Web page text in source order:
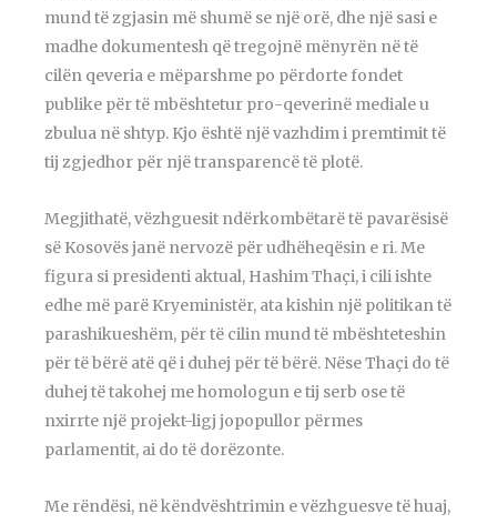
mund të zgjasin më shumë se një orë, dhe një sasi e
madhe dokumentesh që tregojnë mënyrën në të
cilën qeveria e mëparshme po përdorte fondet
publike për të mbështetur pro-qeverinë mediale u
zbulua në shtyp. Kjo është një vazhdim i premtimit të
tij zgjedhor për një transparencë të plotë.
Megjithatë, vëzhguesit ndërkombëtarë të pavarësisë
së Kosovës janë nervozë për udhëheqësin e ri. Me
figura si presidenti aktual, Hashim Thaçi, i cili ishte
edhe më parë Kryeministër, ata kishin një politikan të
parashikueshëm, për të cilin mund të mbështeteshin
për të bërë atë që i duhej për të bërë. Nëse Thaçi do të
duhej të takohej me homologun e tij serb ose të
nxirrte një projekt-ligj jopopullor përmes
parlamentit, ai do të dorëzonte.
Me rëndësi, në këndvështrimin e vëzhguesve të huaj,